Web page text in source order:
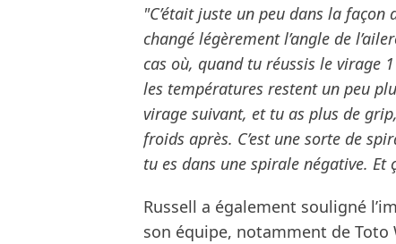
"C’était juste un peu dans la façon
changé légèrement l’angle de
cas où, quand tu réussis le virage
les températures restent un peu
virage suivant, et tu as plus de
froids après. C’est une sorte de
tu es dans une spirale négative.
Russell a également souligné
son équipe, notamment de